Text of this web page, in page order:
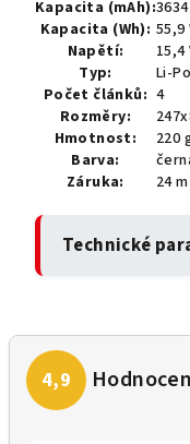
Kapacita (mAh):
Kapacita (Wh): 55,9
Napětí:
15,4
Typ:
Li-
Počet článků: 4
Rozměry:
Hmotnost:
220
Barva:
Záruka:
24 m
Technické